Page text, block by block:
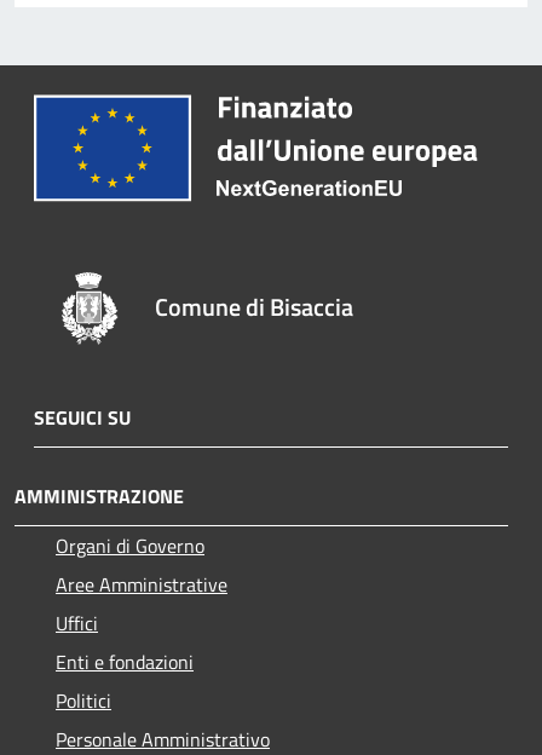
Comune di Bisaccia
SEGUICI SU
AMMINISTRAZIONE
Organi di Governo
Aree Amministrative
Uffici
Enti e fondazioni
Politici
Personale Amministrativo